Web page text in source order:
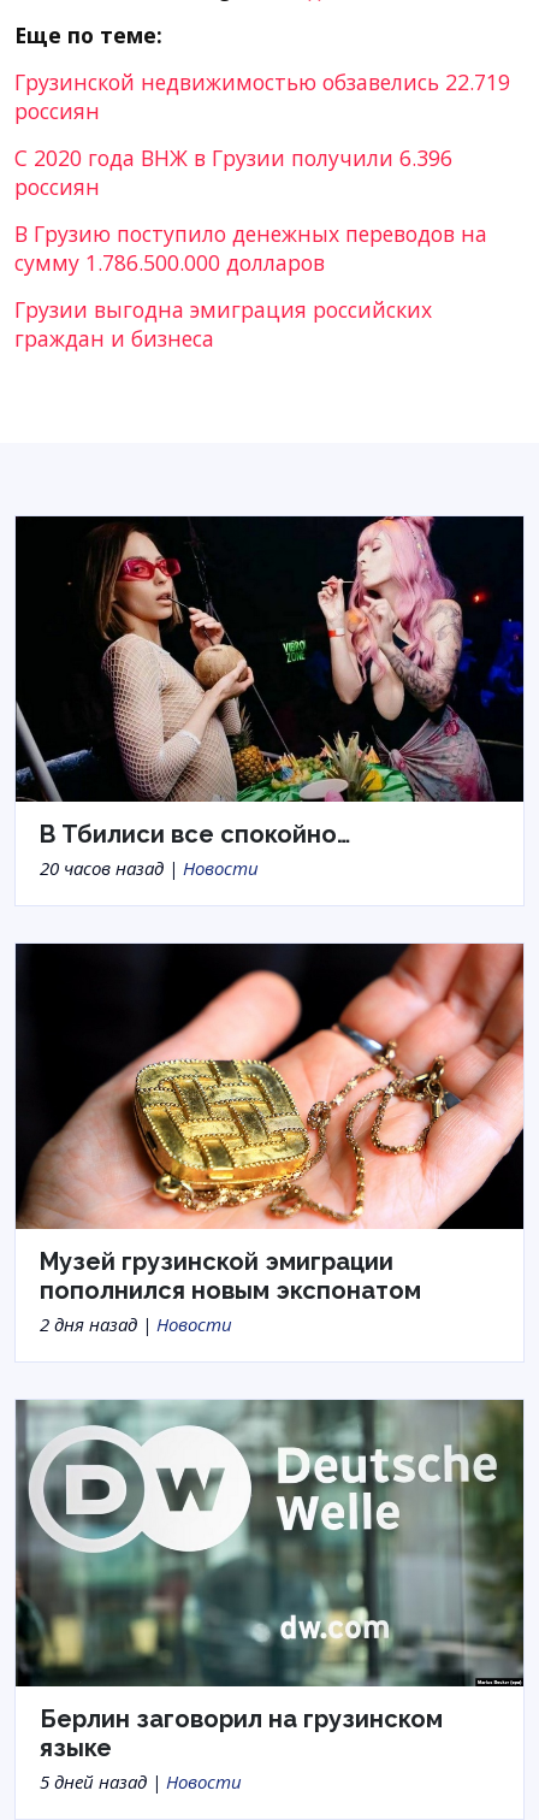
Еще по теме:
Грузинской недвижимостью обзавелись 22.719
россиян
С 2020 года ВНЖ в Грузии получили 6.396
россиян
В Грузию поступило денежных переводов на
сумму 1.786.500.000 долларов
Грузии выгодна эмиграция российских
граждан и бизнеса
В Тбилиси все спокойно…
20 часов назад | Новости
Музей грузинской эмиграции
пополнился новым экспонатом
2 дня назад | Новости
Берлин заговорил на грузинском
языке
5 дней назад | Новости